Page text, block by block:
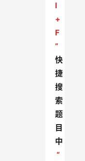
l
+
F
”
快
捷
搜
索
题
目
中
“